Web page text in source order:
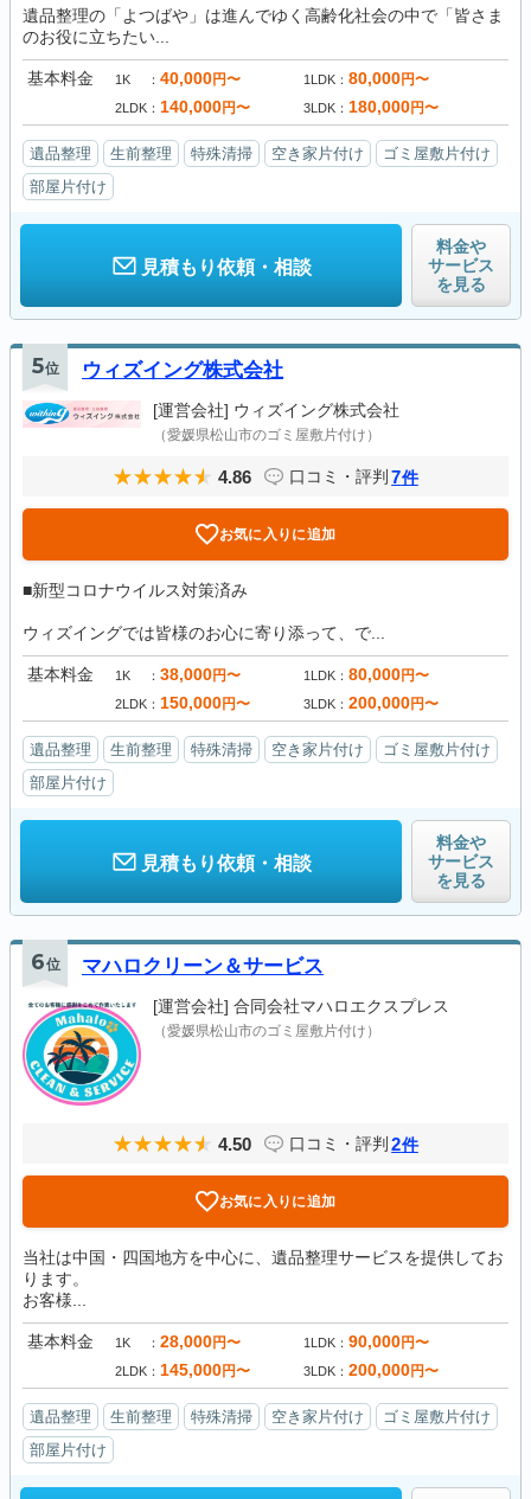
遺品整理の「よつばや」は進んでゆく高齢化社会の中で「皆さま
のお役に立ちたい...
基本料金 1K 40,000円〜 1LDK 80,000円〜
2LDK 140,000円〜 3LDK 180,000円〜
遺品整理 生前整理 特殊清掃 空き家片付け
ゴミ屋敷片付け
部屋片付け
見積もり依頼・相談
料金や
サービス
を見る
5位 ウィズイング株式会社
[運営会社] ウィズイング株式会社
（愛媛県松山市のゴミ屋敷片付け）
4.86 口コミ・評判 7件
お気に入りに追加
■新型コロナウイルス対策済み
ウィズイングでは皆様のお心に寄り添って、で...
基本料金 1K 38,000円〜 1LDK 80,000円〜
2LDK 150,000円〜 3LDK 200,000円〜
遺品整理 生前整理 特殊清掃 空き家片付け
ゴミ屋敷片付け
部屋片付け
見積もり依頼・相談
料金や
サービス
を見る
6位 マハロクリーン＆サービス
[運営会社] 合同会社マハロエクスプレス
（愛媛県松山市のゴミ屋敷片付け）
4.50 口コミ・評判 2件
お気に入りに追加
当社は中国・四国地方を中心に、遺品整理サービスを提供してお
ります。
お客様...
基本料金 1K 28,000円〜 1LDK 90,000円〜
2LDK 145,000円〜 3LDK 200,000円〜
遺品整理 生前整理 特殊清掃 空き家片付け
ゴミ屋敷片付け
部屋片付け